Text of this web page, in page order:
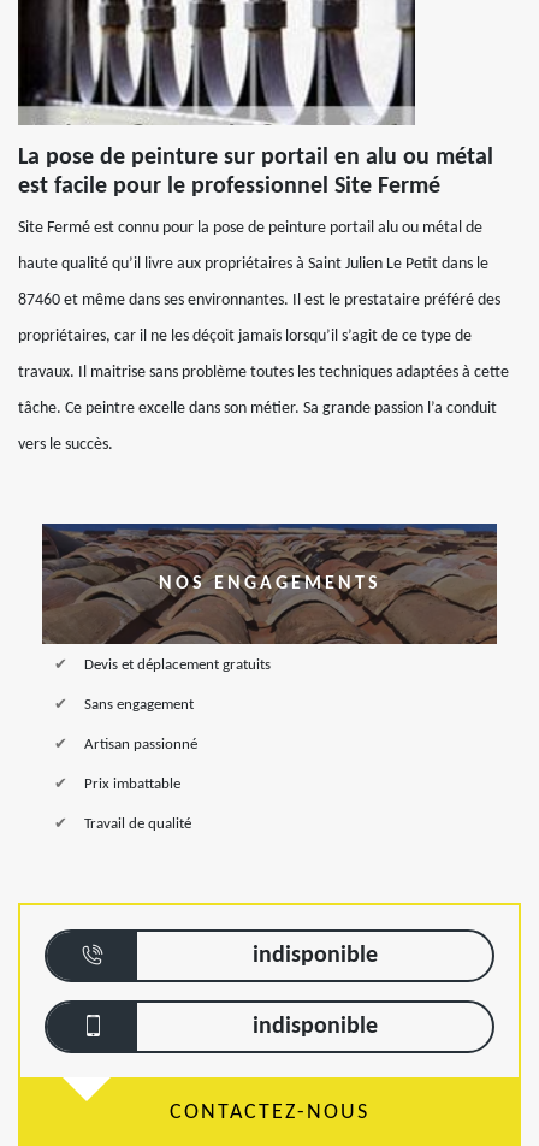
La pose de peinture sur portail en alu ou métal
est facile pour le professionnel Site Fermé
Site Fermé est connu pour la pose de peinture portail alu ou métal de
haute qualité qu’il livre aux propriétaires à Saint Julien Le Petit dans le
87460 et même dans ses environnantes. Il est le prestataire préféré des
propriétaires, car il ne les déçoit jamais lorsqu’il s’agit de ce type de
travaux. Il maitrise sans problème toutes les techniques adaptées à cette
tâche. Ce peintre excelle dans son métier. Sa grande passion l’a conduit
vers le succès.
NOS ENGAGEMENTS
Devis et déplacement gratuits
Sans engagement
Artisan passionné
Prix imbattable
Travail de qualité
indisponible
indisponible
CONTACTEZ-NOUS